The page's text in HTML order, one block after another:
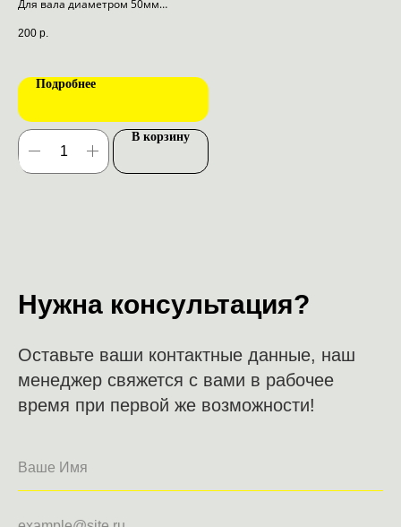
Для вала диаметром 50мм
В наличии
200 р.
Подробнее
В корзину
Нужна консультация?
Оставьте ваши контактные данные, наш
менеджер свяжется с вами в рабочее
время при первой же возможности!